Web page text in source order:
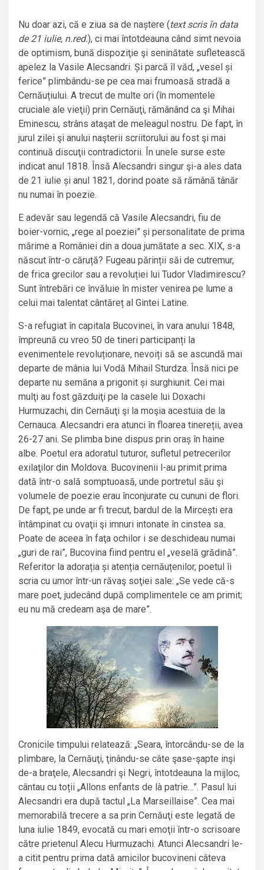
Nu doar azi, că e ziua sa de naștere (text scris în data
de 21 iulie, n.red.), ci mai întotdeauna când simt nevoia
de optimism, bună dispoziţie şi seninătate sufletească
apelez la Vasile Alecsandri. Și parcă îl văd, „vesel și
ferice” plimbându-se pe cea mai frumoasă stradă a
Cernăuțiului. A trecut de multe ori (în momentele
cruciale ale vieţii) prin Cernăuţi, rămânând ca şi Mihai
Eminescu, strâns ataşat de meleagul nostru. De fapt, în
jurul zilei şi anului naşterii scriitorului au fost şi mai
continuă discuţii contradictorii. În unele surse este
indicat anul 1818. Însă Alecsandri singur şi-a ales data
de 21 iulie și anul 1821, dorind poate să rămână tânăr
nu numai în poezie.
E adevăr sau legendă că Vasile Alecsandri, fiu de
boier-vornic, „rege al poeziei” și personalitate de prima
mărime a României din a doua jumătate a sec. XIX, s-a
născut într-o căruță? Fugeau părinții săi de cutremur,
de frica grecilor sau a revoluției lui Tudor Vladimirescu?
Sunt întrebări ce învăluie în mister venirea pe lume a
celui mai talentat cântăreț al Gintei Latine.
S-a refugiat în capitala Bucovinei, în vara anului 1848,
împreună cu vreo 50 de tineri participanți la
evenimentele revoluționare, nevoiți să se ascundă mai
departe de mânia lui Vodă Mihail Sturdza. Însă nici pe
departe nu semăna a prigonit și surghiunit. Cei mai
mulţi au fost găzduiţi pe la casele lui Doxachi
Hurmuzachi, din Cernăuţi şi la moşia acestuia de la
Cernauca. Alecsandri era atunci în floarea tinereții, avea
26-27 ani. Se plimba bine dispus prin oraș în haine
albe. Poetul era adoratul tuturor, sufletul petrecerilor
exilaţilor din Moldova. Bucovinenii l-au primit prima
dată într-o sală somptuoasă, unde portretul său şi
volumele de poezie erau înconjurate cu cununi de flori.
De fapt, pe unde ar fi trecut, bardul de la Mircești era
întâmpinat cu ovaţii şi imnuri intonate în cinstea sa.
Poate de aceea în faţa ochilor i se deschideau numai
„guri de rai”, Bucovina fiind pentru el „veselă grădină”.
Referitor la adorația și atenția cernăuțenilor, poetul îi
scria cu umor într-un răvaş soţiei sale: „Se vede că-s
mare poet, judecând după complimentele ce am primit;
eu nu mă credeam aşa de mare”.
Cronicile timpului relatează: „Seara, întorcându-se de la
plimbare, la Cernăuţi, ţinându-se câte şase-şapte inşi
de-a braţele, Alecsandri şi Negri, întotdeauna la mijloc,
cântau cu toții „Allons enfants de là patrie…”. Pasul lui
Alecsandri era după tactul „La Marseillaise”. Cea mai
memorabilă trecere a sa prin Cernăuţi este legată de
luna iulie 1849, evocată cu mari emoţii într-o scrisoare
către prietenul Alecu Hurmuzachi. Atunci Alecsandri le-
a citit pentru prima dată amicilor bucovineni câteva